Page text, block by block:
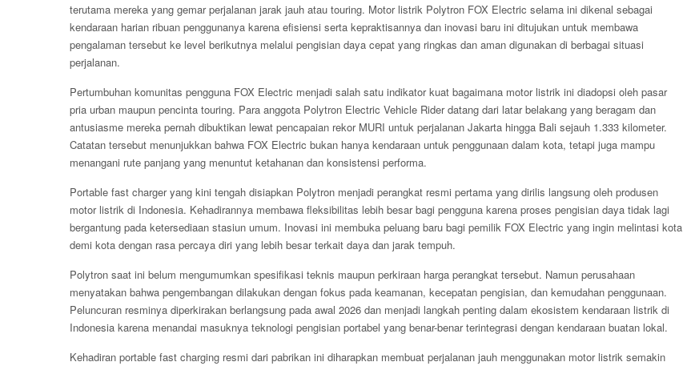
terutama mereka yang gemar perjalanan jarak jauh atau touring. Motor listrik Polytron FOX Electric selama ini dikenal sebagai
kendaraan harian ribuan penggunanya karena efisiensi serta kepraktisannya dan inovasi baru ini ditujukan untuk membawa
pengalaman tersebut ke level berikutnya melalui pengisian daya cepat yang ringkas dan aman digunakan di berbagai situasi
perjalanan.
Pertumbuhan komunitas pengguna FOX Electric menjadi salah satu indikator kuat bagaimana motor listrik ini diadopsi oleh pasar
pria urban maupun pencinta touring. Para anggota Polytron Electric Vehicle Rider datang dari latar belakang yang beragam dan
antusiasme mereka pernah dibuktikan lewat pencapaian rekor MURI untuk perjalanan Jakarta hingga Bali sejauh 1.333 kilometer.
Catatan tersebut menunjukkan bahwa FOX Electric bukan hanya kendaraan untuk penggunaan dalam kota, tetapi juga mampu
menangani rute panjang yang menuntut ketahanan dan konsistensi performa.
Portable fast charger yang kini tengah disiapkan Polytron menjadi perangkat resmi pertama yang dirilis langsung oleh produsen
motor listrik di Indonesia. Kehadirannya membawa fleksibilitas lebih besar bagi pengguna karena proses pengisian daya tidak lagi
bergantung pada ketersediaan stasiun umum. Inovasi ini membuka peluang baru bagi pemilik FOX Electric yang ingin melintasi kota
demi kota dengan rasa percaya diri yang lebih besar terkait daya dan jarak tempuh.
Polytron saat ini belum mengumumkan spesifikasi teknis maupun perkiraan harga perangkat tersebut. Namun perusahaan
menyatakan bahwa pengembangan dilakukan dengan fokus pada keamanan, kecepatan pengisian, dan kemudahan penggunaan.
Peluncuran resminya diperkirakan berlangsung pada awal 2026 dan menjadi langkah penting dalam ekosistem kendaraan listrik di
Indonesia karena menandai masuknya teknologi pengisian portabel yang benar-benar terintegrasi dengan kendaraan buatan lokal.
Kehadiran portable fast charging resmi dari pabrikan ini diharapkan membuat perjalanan jauh menggunakan motor listrik semakin